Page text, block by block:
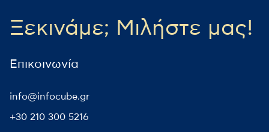
Ξεκινάμε; Μιλήστε μας!
Επικοινωνία
info@infocube.gr
+30 210 300 5216